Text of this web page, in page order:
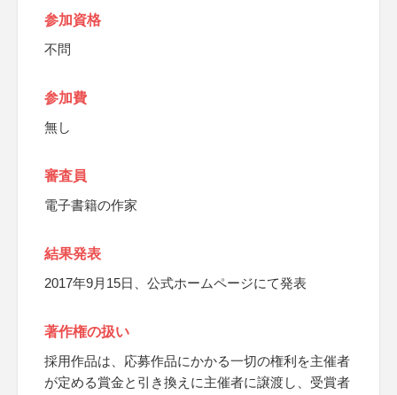
参加資格
不問
参加費
無し
審査員
電子書籍の作家
結果発表
2017年9月15日、公式ホームページにて発表
著作権の扱い
採用作品は、応募作品にかかる一切の権利を主催者
が定める賞金と引き換えに主催者に譲渡し、受賞者